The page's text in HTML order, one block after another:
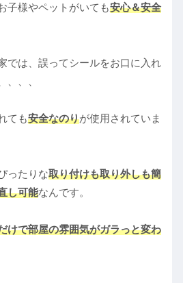
子様やペットがいても安心＆安全
では、誤ってシールをお口に入れ
、、、
ても安全なのりが使用されていま
ったりな取り付けも取り外しも簡
し可能なんです。
けで部屋の雰囲気がガラっと変わ